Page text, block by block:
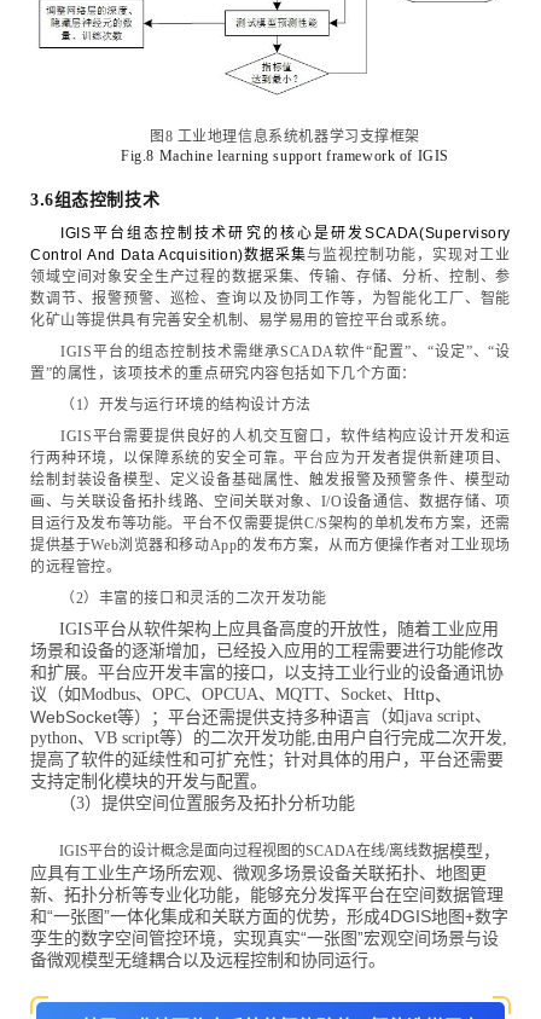
图8 工业地理信息系统机器学习支撑框架
Fig.8 Machine learning support framework of IGIS
3.6组态控制技术
IGIS平台组态控制技术研究的核心是研发SCADA(Supervisory
Control And Data Acquisition)数据采集与监视控制功能，实现对工业
领域空间对象安全生产过程的数据采集、传输、存储、分析、控制、参
数调节、报警预警、巡检、查询以及协同工作等，为智能化工厂、智能
化矿山等提供具有完善安全机制、易学易用的管控平台或系统。
IGIS平台的组态控制技术需继承SCADA软件“配置”、“设定”、“设
置”的属性，该项技术的重点研究内容包括如下几个方面：
（1）开发与运行环境的结构设计方法
IGIS平台需要提供良好的人机交互窗口，软件结构应设计开发和运
行两种环境，以保障系统的安全可靠。平台应为开发者提供新建项目、
绘制封装设备模型、定义设备基础属性、触发报警及预警条件、模型动
画、与关联设备拓扑线路、空间关联对象、I/O设备通信、数据存储、项
目运行及发布等功能。平台不仅需要提供C/S架构的单机发布方案，还需
提供基于Web浏览器和移动App的发布方案，从而方便操作者对工业现场
的远程管控。
（2）丰富的接口和灵活的二次开发功能
IGIS平台从软件架构上应具备高度的开放性，随着工业应用
场景和设备的逐渐增加，已经投入应用的工程需要进行功能修改
和扩展。平台应开发丰富的接口，以支持工业行业的设备通讯协
议（如Modbus、OPC、OPCUA、MQTT、Socket、Http、
WebSocket等）；平台还需提供支持多种语言 （如java script、
python、VB script等）的二次开发功能,由用户自行完成二次开发,
提高了软件的延续性和可扩充性；针对具体的用户，平台还需要
支持定制化模块的开发与配置。
（3）提供空间位置服务及拓扑分析功能
IGIS平台的设计概念是面向过程视图的SCADA在线/离线数据模型，
应具有工业生产场所宏观、微观多场景设备关联拓扑、地图更
新、拓扑分析等专业化功能，能够充分发挥平台在空间数据管理
和“一张图”一体化集成和关联方面的优势，形成4DGIS地图+数字
孪生的数字空间管控环境，实现真实“一张图”宏观空间场景与设
备微观模型无缝耦合以及远程控制和协同运行。